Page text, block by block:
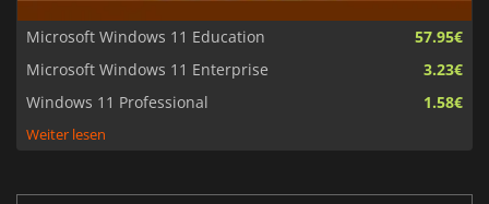
Microsoft Windows 11 Education
57.95€
Microsoft Windows 11 Enterprise
3.23€
Windows 11 Professional
1.58€
Weiter lesen